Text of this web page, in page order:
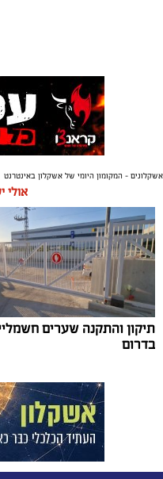
אשקלונים - המקומון היומי של אשקלון באינטרנט
אולי
תיקון והתקנה שערים
בדרום